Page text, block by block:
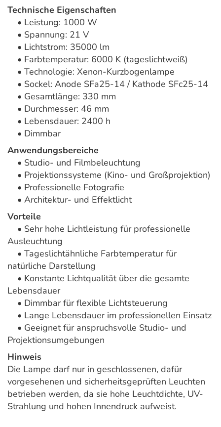
Technische Eigenschaften
• Leistung: 1000 W
• Spannung: 21 V
• Lichtstrom: 35000 lm
• Farbtemperatur: 6000 K (tageslichtweiß)
• Technologie: Xenon-Kurzbogenlampe
• Sockel: Anode SFa25-14 / Kathode SFc25-14
• Gesamtlänge: 330 mm
• Durchmesser: 46 mm
• Lebensdauer: 2400 h
• Dimmbar
Anwendungsbereiche
• Studio- und Filmbeleuchtung
• Projektionssysteme (Kino- und Großprojektion)
• Professionelle Fotografie
• Architektur- und Effektlicht
Vorteile
• Sehr hohe Lichtleistung für professionelle
Ausleuchtung
• Tageslichtähnliche Farbtemperatur für
natürliche Darstellung
• Konstante Lichtqualität über die gesamte
Lebensdauer
• Dimmbar für flexible Lichtsteuerung
• Lange Lebensdauer im professionellen Einsatz
• Geeignet für anspruchsvolle Studio- und
Projektionsumgebungen
Hinweis
Die Lampe darf nur in geschlossenen, dafür
vorgesehenen und sicherheitsgeprüften Leuchten
betrieben werden, da sie hohe Leuchtdichte, UV-
Strahlung und hohen Innendruck aufweist.